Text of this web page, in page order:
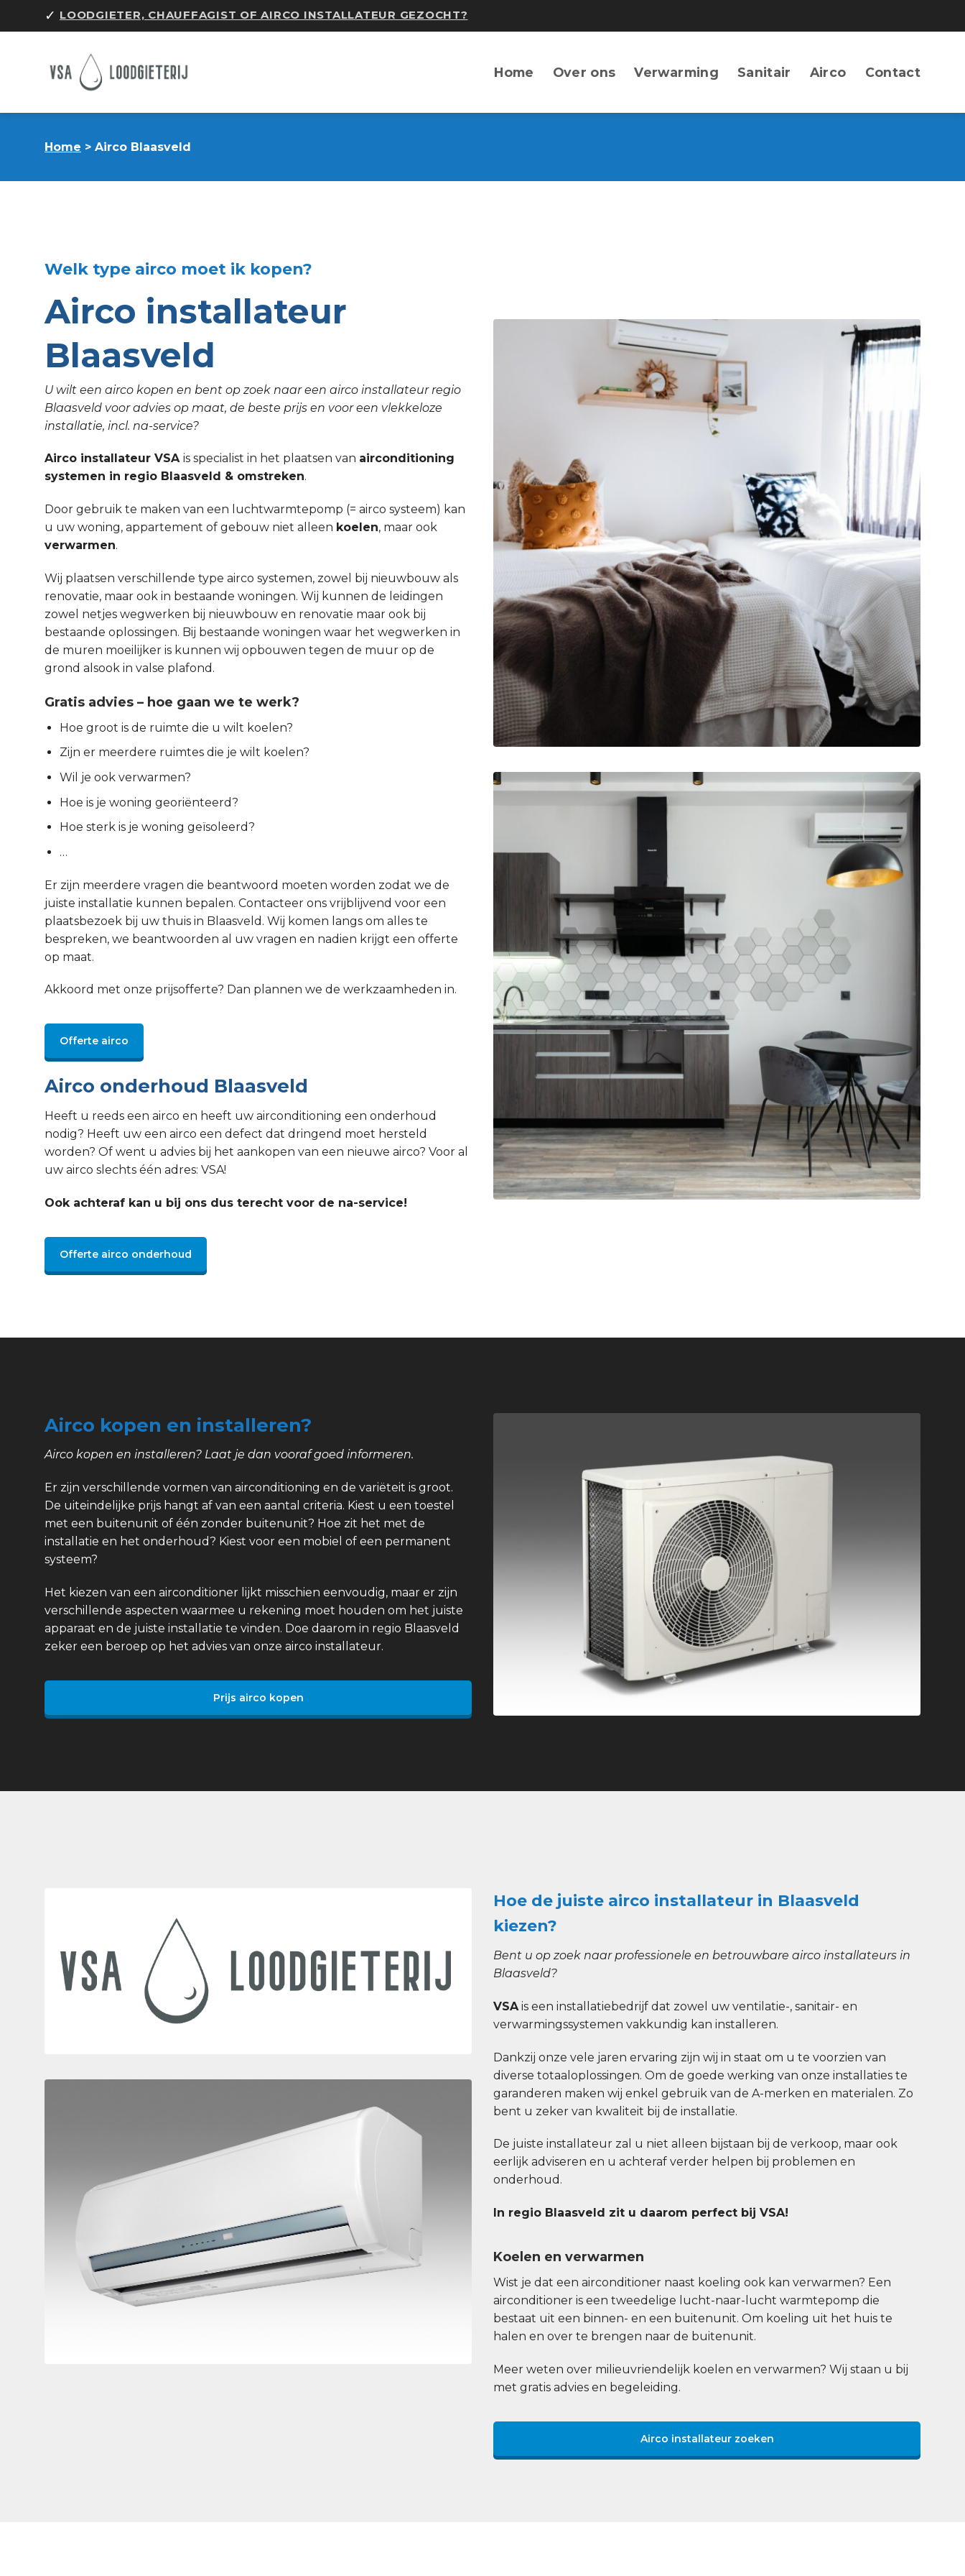
✓ LOODGIETER, CHAUFFAGIST OF AIRCO INSTALLATEUR GEZOCHT?
Home Over ons Verwarming Sanitair Airco Contact
Home > Airco Blaasveld
Welk type airco moet ik kopen?
Airco installateur
Blaasveld
U wilt een airco kopen en bent op zoek naar een airco installateur regio
Blaasveld voor advies op maat, de beste prijs en voor een vlekkeloze
installatie, incl. na-service?
Airco installateur VSA is specialist in het plaatsen van airconditioning
systemen in regio Blaasveld & omstreken.
Door gebruik te maken van een luchtwarmtepomp (= airco systeem) kan
u uw woning, appartement of gebouw niet alleen koelen, maar ook
verwarmen.
Wij plaatsen verschillende type airco systemen, zowel bij nieuwbouw als
renovatie, maar ook in bestaande woningen. Wij kunnen de leidingen
zowel netjes wegwerken bij nieuwbouw en renovatie maar ook bij
bestaande oplossingen. Bij bestaande woningen waar het wegwerken in
de muren moeilijker is kunnen wij opbouwen tegen de muur op de
grond alsook in valse plafond.
Gratis advies – hoe gaan we te werk?
Hoe groot is de ruimte die u wilt koelen?
Zijn er meerdere ruimtes die je wilt koelen?
Wil je ook verwarmen?
Hoe is je woning georiënteerd?
Hoe sterk is je woning geïsoleerd?
…
Er zijn meerdere vragen die beantwoord moeten worden zodat we de
juiste installatie kunnen bepalen. Contacteer ons vrijblijvend voor een
plaatsbezoek bij uw thuis in Blaasveld. Wij komen langs om alles te
bespreken, we beantwoorden al uw vragen en nadien krijgt een offerte
op maat.
Akkoord met onze prijsofferte? Dan plannen we de werkzaamheden in.
Offerte airco
Airco onderhoud Blaasveld
Heeft u reeds een airco en heeft uw airconditioning een onderhoud
nodig? Heeft uw een airco een defect dat dringend moet hersteld
worden? Of went u advies bij het aankopen van een nieuwe airco? Voor al
uw airco slechts één adres: VSA!
Ook achteraf kan u bij ons dus terecht voor de na-service!
Offerte airco onderhoud
Airco kopen en installeren?
Airco kopen en installeren? Laat je dan vooraf goed informeren.
Er zijn verschillende vormen van airconditioning en de variëteit is groot.
De uiteindelijke prijs hangt af van een aantal criteria. Kiest u een toestel
met een buitenunit of één zonder buitenunit? Hoe zit het met de
installatie en het onderhoud? Kiest voor een mobiel of een permanent
systeem?
Het kiezen van een airconditioner lijkt misschien eenvoudig, maar er zijn
verschillende aspecten waarmee u rekening moet houden om het juiste
apparaat en de juiste installatie te vinden. Doe daarom in regio Blaasveld
zeker een beroep op het advies van onze airco installateur.
Prijs airco kopen
Hoe de juiste airco installateur in Blaasveld
kiezen?
Bent u op zoek naar professionele en betrouwbare airco installateurs in
Blaasveld?
VSA is een installatiebedrijf dat zowel uw ventilatie-, sanitair- en
verwarmingssystemen vakkundig kan installeren.
Dankzij onze vele jaren ervaring zijn wij in staat om u te voorzien van
diverse totaaloplossingen. Om de goede werking van onze installaties te
garanderen maken wij enkel gebruik van de A-merken en materialen. Zo
bent u zeker van kwaliteit bij de installatie.
De juiste installateur zal u niet alleen bijstaan bij de verkoop, maar ook
eerlijk adviseren en u achteraf verder helpen bij problemen en
onderhoud.
In regio Blaasveld zit u daarom perfect bij VSA!
Koelen en verwarmen
Wist je dat een airconditioner naast koeling ook kan verwarmen? Een
airconditioner is een tweedelige lucht-naar-lucht warmtepomp die
bestaat uit een binnen- en een buitenunit. Om koeling uit het huis te
halen en over te brengen naar de buitenunit.
Meer weten over milieuvriendelijk koelen en verwarmen? Wij staan u bij
met gratis advies en begeleiding.
Airco installateur zoeken